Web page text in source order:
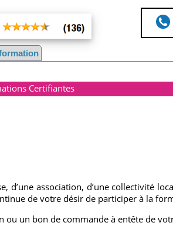
Certifiantes
d’une association, d’une collectivité
de votre désir de participer à la
ou un bon de commande à entête de